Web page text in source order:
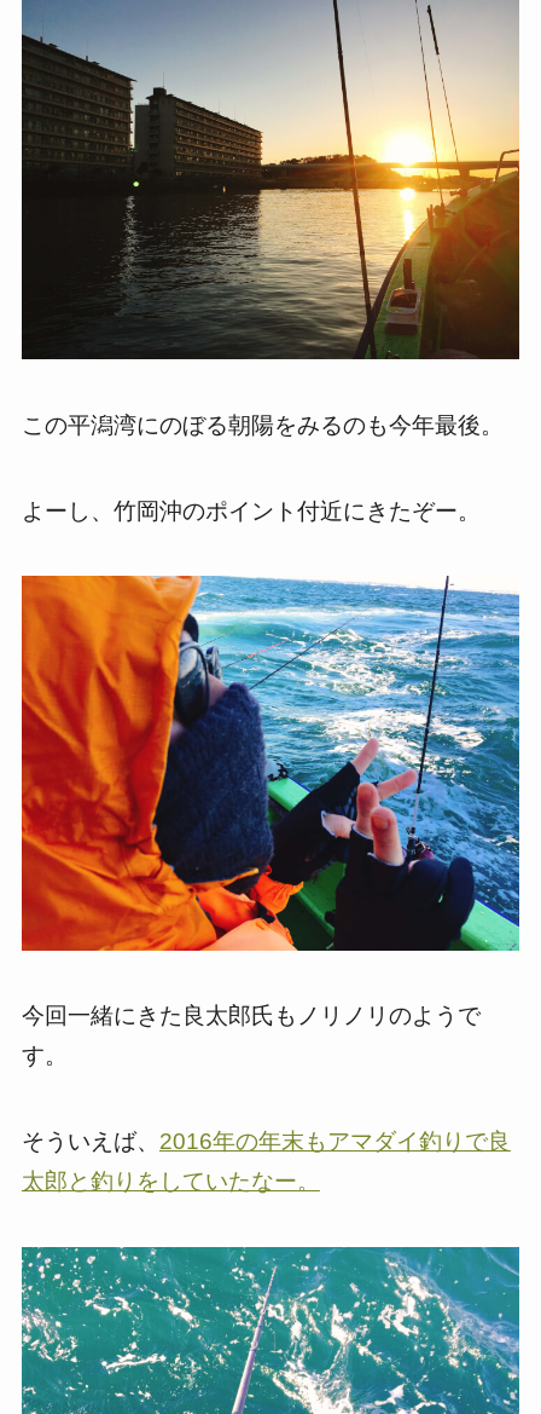
この平潟湾にのぼる朝陽をみるのも今年最後。
よーし、竹岡沖のポイント付近にきたぞー。
今回一緒にきた良太郎氏もノリノリのようで
す。
そういえば、 2016年の年末もアマダイ釣りで良
太郎と釣りをしていたなー。